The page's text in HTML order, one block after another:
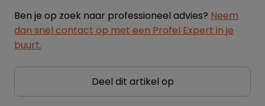
Ben je op zoek naar professioneel advies? Neem
dan snel contact op met een Profel Expert in je
buurt.
Deel dit artikel op